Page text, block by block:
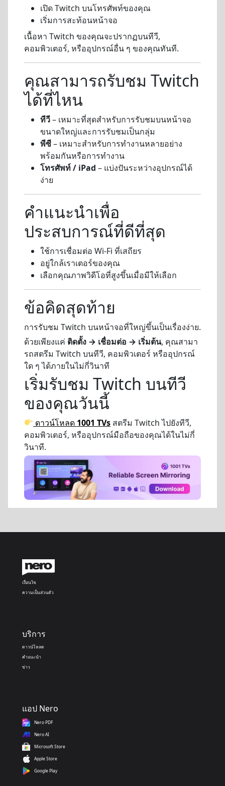
เปิด Twitch บนโทรศัพท์ของคุณ
เริ่มการสะท้อนหน้าจอ
เนื้อหา Twitch ของคุณจะปรากฏบนทีวี,
คอมพิวเตอร์, หรืออุปกรณ์อื่น ๆ ของคุณทันที.
คุณสามารถรับชม Twitch
ได้ที่ไหน
ทีวี– เหมาะที่สุดสำหรับการรับชมบนหน้าจอ
ขนาดใหญ่และการรับชมเป็นกลุ่ม
พีซี– เหมาะสำหรับการทำงานหลายอย่าง
พร้อมกันหรือการทำงาน
โทรศัพท์ / iPad – แบ่งปันระหว่างอุปกรณ์ได้
ง่าย
คำแนะนำเพื่อ
ประสบการณ์ที่ดีที่สุด
ใช้การเชื่อมต่อ Wi-Fi ที่เสถียร
อยู่ใกล้เราเตอร์ของคุณ
เลือกคุณภาพวิดีโอที่สูงขึ้นเมื่อมีให้เลือก
ข้อคิดสุดท้าย
การรับชม Twitch บนหน้าจอที่ใหญ่ขึ้นเป็นเรื่องง่าย.
ด้วยเพียงแค่ ติดตั้ง → เชื่อมต่อ → เริ่มต้น, คุณสามา
รถสตรีม Twitch บนทีวี, คอมพิวเตอร์ หรืออุปกรณ์
ใด ๆ ได้ภายในไม่กี่วินาที
เริ่มรับชม Twitch บนทีวี
ของคุณวันนี้
ดาวน์โหลด 1001 TVs สตรีม Twitch ไปยังทีวี,
คอมพิวเตอร์, หรืออุปกรณ์มือถือของคุณได้ในไม่กี่
วินาที.
เงื่อนไข
ความเป็นส่วนตัว
บริการ
ดาวน์โหลด
คำแนะนำ
ข่าว
แอป Nero
Nero PDF
Nero AI
Microsoft Store
Apple Store
Google Play